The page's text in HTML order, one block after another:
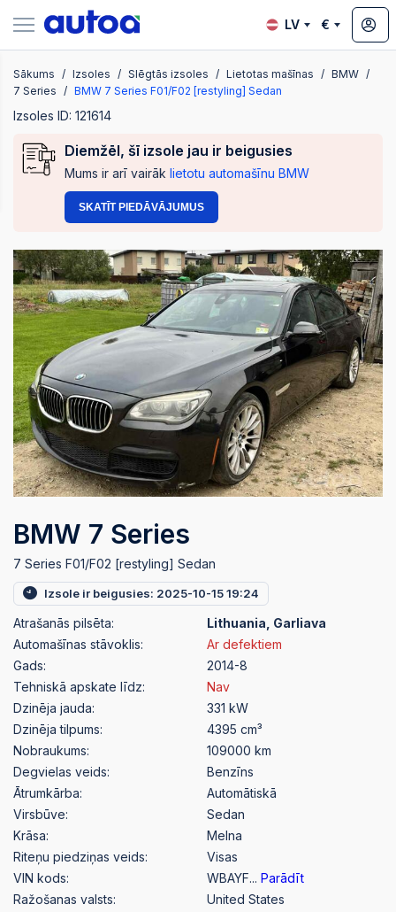
LV €
Sākums Izsoles Slēgtās izsoles Lietotas mašīnas
BMW
7 Series
BMW 7 Series F01/F02 [restyling] Sedan
Izsoles ID: 121614
Diemžēl, šī izsole jau ir beigusies
Mums ir arī vairāk lietotu automašīnu BMW
SKATĪT PIEDĀVĀJUMUS
BMW 7 Series
7 Series F01/F02 [restyling] Sedan
Izsole ir beigusies: 2025-10-15 19:24
Atrašanās pilsēta:
Lithuania, Garliava
Automašīnas stāvoklis:
Ar defektiem
Gads:
2014-8
Tehniskā apskate līdz:
Nav
Dzinēja jauda:
331 kW
Dzinēja tilpums:
4395 cm³
Nobraukums:
109000 km
Degvielas veids:
Benzīns
Ātrumkārba:
Automātiskā
Virsbūve:
Sedan
Krāsa:
Melna
Riteņu piedziņas veids:
Visas
VIN kods:
WBAYF... Parādīt
Ražošanas valsts:
United States